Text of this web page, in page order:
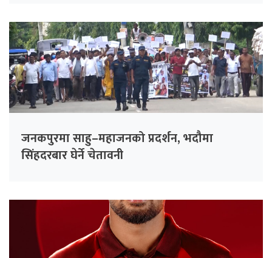
जनकपुरमा साहु–महाजनको प्रदर्शन, भदौमा
सिंहदरबार घेर्ने चेतावनी